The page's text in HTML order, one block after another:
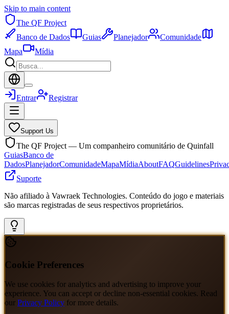
Skip to main content
The QF Project
Banco de Dados
Guias Planejador
Comunidade
Mapa
Mídia
Entrar Registrar
Support Us
The QF Project — Um companheiro comunitário de Quinfall
GuiasBanco de
DadosPlanejadorComunidadeMapaMídiaAboutFAQGuidelines
Suporte
Não afiliado à Vawraek Technologies. Conteúdo do jogo e materiais
são marcas registradas de seus respectivos proprietários.
Cookie Preferences
We use cookies for analytics and advertising to improve your
experience. You can accept or decline non-essential cookies. Read
our Privacy Policy for more details.